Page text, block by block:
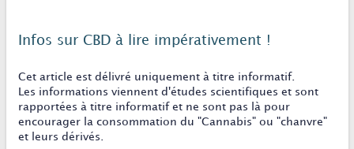
Infos sur CBD à lire impérativement !
Cet article est délivré uniquement à titre informatif.
Les informations viennent d'études scientifiques et sont
rapportées à titre informatif et ne sont pas là pour
encourager la consommation du "Cannabis" ou "chanvre"
et leurs dérivés.